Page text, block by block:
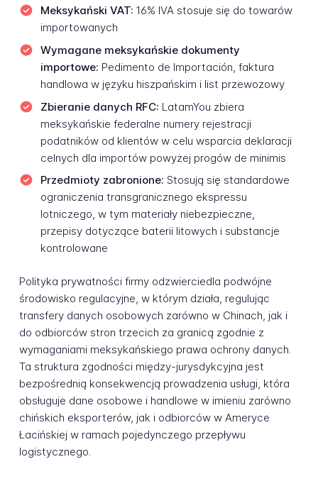
Meksykański VAT: 16% IVA stosuje się do towarów
importowanych
Wymagane meksykańskie dokumenty
importowe: Pedimento de Importación, faktura
handlowa w języku hiszpańskim i list przewozowy
Zbieranie danych RFC: LatamYou zbiera
meksykańskie federalne numery rejestracji
podatników od klientów w celu wsparcia deklaracji
celnych dla importów powyżej progów de minimis
Przedmioty zabronione: Stosują się standardowe
ograniczenia transgranicznego ekspressu
lotniczego, w tym materiały niebezpieczne,
przepisy dotyczące baterii litowych i substancje
kontrolowane
Polityka prywatności firmy odzwierciedla podwójne
środowisko regulacyjne, w którym działa, regulując
transfery danych osobowych zarówno w Chinach, jak i
do odbiorców stron trzecich za granicą zgodnie z
wymaganiami meksykańskiego prawa ochrony danych.
Ta struktura zgodności między-jurysdykcyjna jest
bezpośrednią konsekwencją prowadzenia usługi, która
obsługuje dane osobowe i handlowe w imieniu zarówno
chińskich eksporterów, jak i odbiorców w Ameryce
Łacińskiej w ramach pojedynczego przepływu
logistycznego.